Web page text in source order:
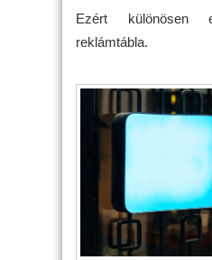
Ezért különösen
reklámtábla.